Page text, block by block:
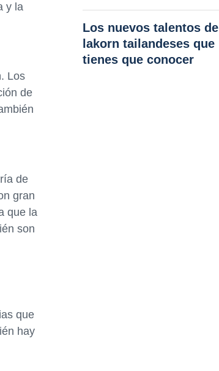
y la
Los
de
de
gran
que la
son
que
hay
Los nuevos talentos de
lakorn tailandeses que
tienes que conocer